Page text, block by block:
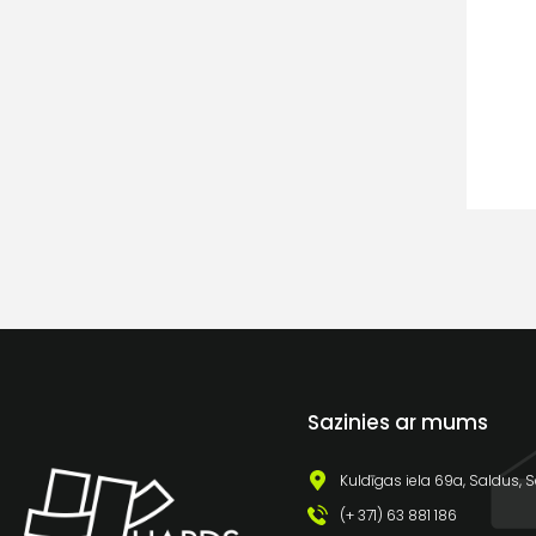
Sazinies ar mums
Kuldīgas iela 69a, Saldus,
(+ 371) 63 881 186